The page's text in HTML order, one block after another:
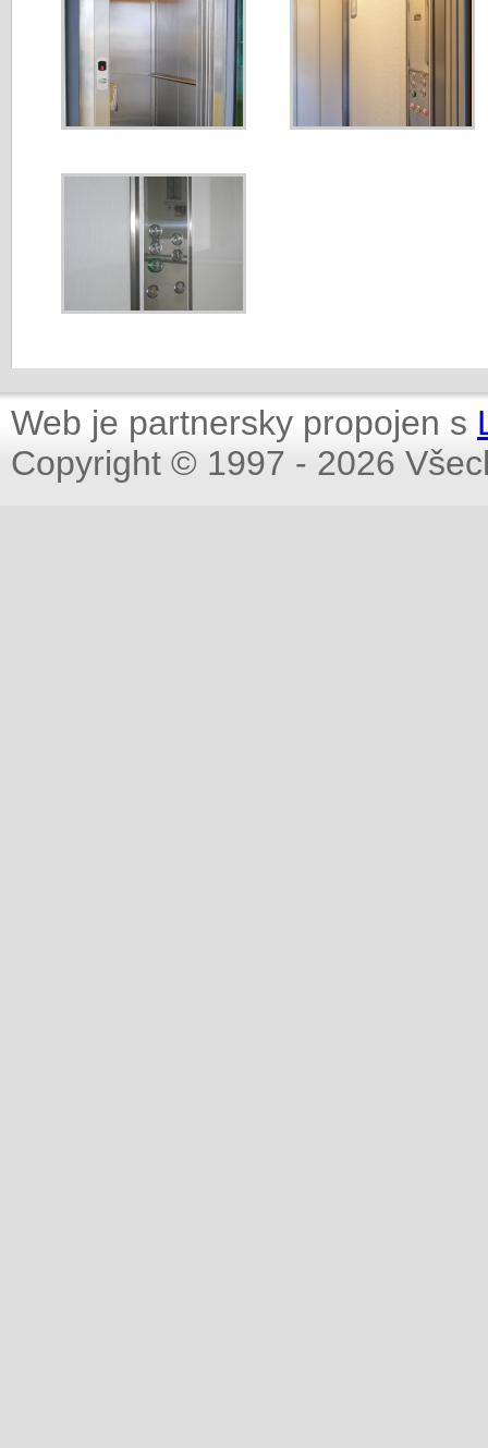
Web je partnersky propojen s
Copyright © 1997 - 2026